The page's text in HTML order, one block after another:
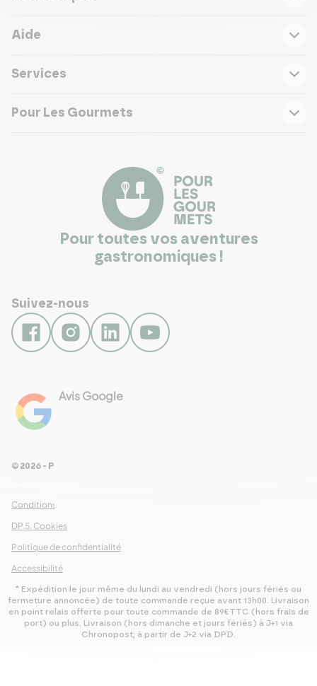
Aide
Services
Pour Les Gourmets
Pour toutes vos aventures
gastronomiques !
Suivez-nous
Avis Google
Conditions Générales de Ventes
DP.5. Cookies
Politique de confidentialité
Accessibilité
© 2026 - Pour Les Gourmets
* Expédition le jour même du lundi au vendredi (hors jours fériés ou
fermeture annoncée) de toute commande reçue avant 13h00. Livraison
en point relais offerte pour toute commande de 89€TTC (hors frais de
port) ou plus. Livraison (hors dimanche et jours fériés) à J+1 via
Chronopost, à partir de J+2 via DPD.